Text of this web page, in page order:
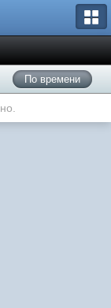
По времени